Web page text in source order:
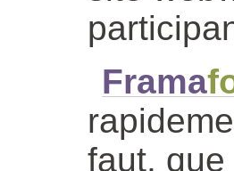
Frama
faut,